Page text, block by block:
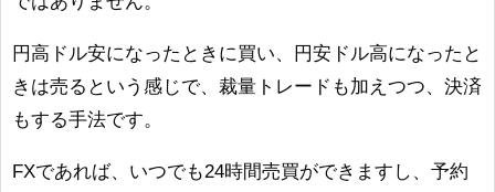
円高ドル安になったときに買い、円安ドル高になったと
きは売るという感じで、裁量トレードも加えつつ、決済
もする手法です。
FXであれば、いつでも24時間売買ができますし、予約